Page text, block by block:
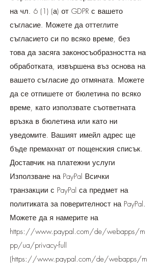
на чл. 6 (1) (а) от GDPR с вашето
съгласие. Можете да оттеглите
съгласието си по всяко време, без
това да засяга законосъобразността на
обработката, извършена въз основа на
вашето съгласие до отмяната. Можете
да се отпишете от бюлетина по всяко
време, като използвате съответната
връзка в бюлетина или като ни
уведомите. Вашият имейл адрес ще
бъде премахнат от пощенския списък.
Доставчик на платежни услуги
Използване на PayPal Всички
транзакции с PayPal са предмет на
политиката за поверителност на PayPal.
Можете да я намерите на
https://www.paypal.com/de/webapps/m
pp/ua/privacy-full
(https://www.paypal.com/de/webapps/m